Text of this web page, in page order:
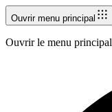
Ouvrir menu principal
Ouvrir le menu principal